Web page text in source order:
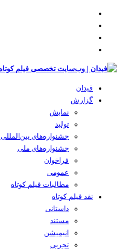
فیدان
گزارش
نمایش
تولید
‌‌جشنواره‌های بین‌المللی
جشنواره‌های ملی
فراخوان
عمومی
مطالبات فیلم کوتاه
نقد فیلم کوتاه
داستانی
مستند
انیمیشن
تجربی